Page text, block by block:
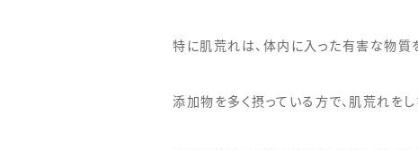
特に肌荒れは、体内に入った有害な物質
添加物を多く摂っている方で、肌荒れを